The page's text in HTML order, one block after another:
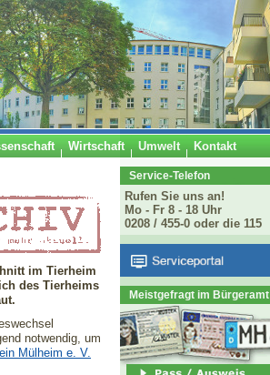
Wirtschaft Umwelt Kontakt
im Tierheim
des Tierheims
notwendig, um
Mülheim e. V.
Service-Telefon
Rufen Sie uns an!
Mo - Fr 8 - 18 Uhr
0208 / 455-0 oder die 115
Meistgefragt im Bürgeramt